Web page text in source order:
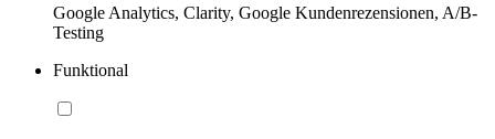
Google Analytics, Clarity, Google Kundenrezensionen, A/B-
Testing
Funktional